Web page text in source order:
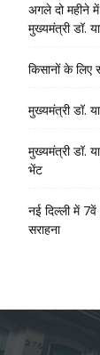
अगले दो महीने
मुख्यमंत्री डॉ.
किसानों के लिए
मुख्यमंत्री डॉ.
मुख्यमंत्री डॉ.
भेंट
नई दिल्ली में 7वें
सराहना